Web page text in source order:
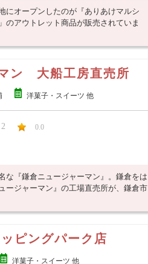
にオープンしたのが『ありあけマルシ
のアウトレット商品が販売されていま
ン 大船工房直売所
洋菓子・スイーツ 他
2 0.0
な『鎌倉ニュージャーマン』。鎌倉をは
ージャーマン』の工場直売所が、鎌倉市
ピングパーク店
洋菓子・スイーツ 他